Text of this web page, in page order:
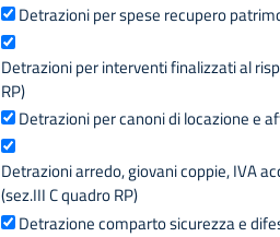
Detrazioni per spese recupero
Detrazioni per interventi finalizzati al
RP)
Detrazioni per canoni di locazione e
Detrazioni arredo, giovani coppie, IVA
(sez.III C quadro RP)
Detrazione comparto sicurezza e